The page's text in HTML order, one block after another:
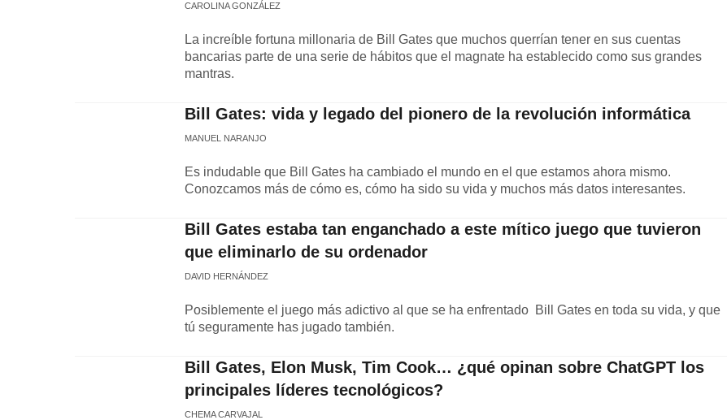
CAROLINA GONZÁLEZ
La increíble fortuna millonaria de Bill Gates que muchos querrían tener en sus cuentas
bancarias parte de una serie de hábitos que el magnate ha establecido como sus grandes
mantras.
Bill Gates: vida y legado del pionero de la revolución informática
MANUEL NARANJO
Es indudable que Bill Gates ha cambiado el mundo en el que estamos ahora mismo.
Conozcamos más de cómo es, cómo ha sido su vida y muchos más datos interesantes.
Bill Gates estaba tan enganchado a este mítico juego que tuvieron
que eliminarlo de su ordenador
DAVID HERNÁNDEZ
Posiblemente el juego más adictivo al que se ha enfrentado Bill Gates en toda su vida, y que
tú seguramente has jugado también.
Bill Gates, Elon Musk, Tim Cook… ¿qué opinan sobre ChatGPT los
principales líderes tecnológicos?
CHEMA CARVAJAL